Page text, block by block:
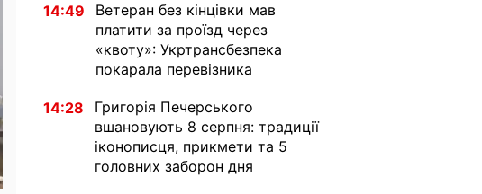
14:49
Ветеран без кінцівки мав
платити за проїзд через
«квоту»: Укртрансбезпека
покарала перевізника
14:28
Григорія Печерського
вшановують 8 серпня: традиції
іконописця, прикмети та 5
головних заборон дня